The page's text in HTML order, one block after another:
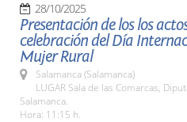
28/10/2025
Presentación de los los
celebración del Día
Mujer Rural
Salamanca (Salamanca)
LUGAR Sala de las Comarcas,
Salamanca.
Hora: 11:15 h.